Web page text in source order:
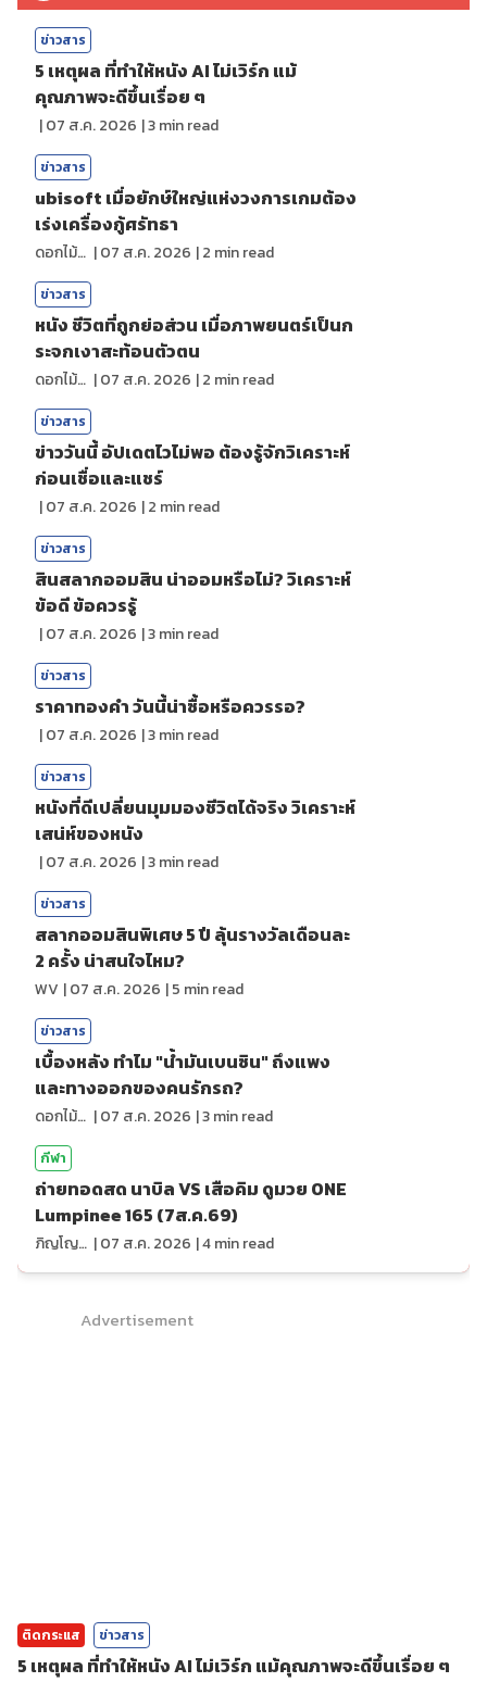
ข่าวสาร
5 เหตุผล ที่ทำให้หนัง AI ไม่เวิร์ก แม้
คุณภาพจะดีขึ้นเรื่อย ๆ
|07 ส.ค. 2026 |3min read
ข่าวสาร
ubisoft เมื่อยักษ์ใหญ่แห่งวงการเกมต้อง
เร่งเครื่องกู้ศรัทธา
ดอกไม้กับสายน้ำ |07 ส.ค. 2026 |2 min read
ข่าวสาร
หนัง ชีวิตที่ถูกย่อส่วน เมื่อภาพยนตร์เป็นก
ระจกเงาสะท้อนตัวตน
ดอกไม้กับสายน้ำ |07 ส.ค. 2026 |2 min read
ข่าวสาร
ข่าววันนี้ อัปเดตไวไม่พอ ต้องรู้จักวิเคราะห์
ก่อนเชื่อและแชร์
|07 ส.ค. 2026 |2 min read
ข่าวสาร
สินสลากออมสิน น่าออมหรือไม่? วิเคราะห์
ข้อดี ข้อควรรู้
|07 ส.ค. 2026 |3min read
ข่าวสาร
ราคาทองคํา วันนี้น่าซื้อหรือควรรอ?
|07 ส.ค. 2026 |3min read
ข่าวสาร
หนังที่ดีเปลี่ยนมุมมองชีวิตได้จริง วิเคราะห์
เสน่ห์ของหนัง
|07 ส.ค. 2026 |3min read
ข่าวสาร
สลากออมสินพิเศษ 5 ปี ลุ้นรางวัลเดือนละ
2 ครั้ง น่าสนใจไหม?
WV |07 ส.ค. 2026 |5 min read
ข่าวสาร
เบื้องหลัง ทำไม "น้ำมันเบนซิน" ถึงแพง
และทางออกของคนรักรถ?
ดอกไม้กับสายน้ำ |07 ส.ค. 2026 |3min read
กีฬา
ถ่ายทอดสด นาบิล VS เสือคิม ดูมวย ONE
Lumpinee 165 (7ส.ค.69)
ภิญโญ ส่องแสง |07 ส.ค. 2026 |4min read
Advertisement
ติดกระแส ข่าวสาร
5 เหตุผล ที่ทำให้หนัง AI ไม่เวิร์ก แม้คุณภาพจะดีขึ้นเรื่อย ๆ